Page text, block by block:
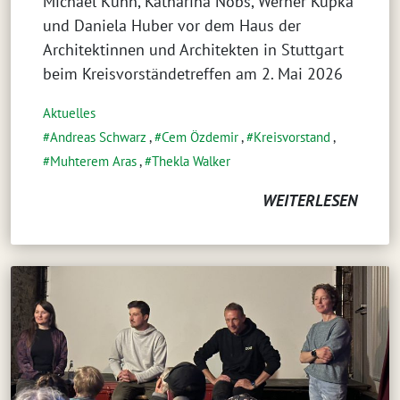
und Daniela Huber vor dem Haus der
Architektinnen und Architekten in Stuttgart
beim Kreisvorständetreffen am 2. Mai 2026
Aktuelles
Andreas Schwarz , Cem Özdemir, Kreisvorstand ,
Muhterem Aras, Thekla Walker
WEITERLESEN